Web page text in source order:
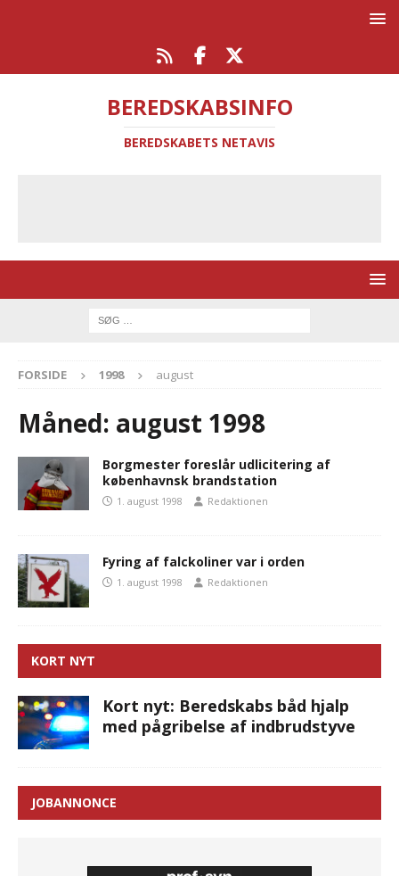
BEREDSKABSINFO
BEREDSKABETS NETAVIS
FORSIDE 1998 august
Måned: august 1998
Borgmester foreslår udlicitering af
københavnsk brandstation
1. august 1998 Redaktionen
Fyring af falckoliner var i orden
1. august 1998 Redaktionen
KORT NYT
Kort nyt: Beredskabs båd hjalp
med pågribelse af indbrudstyve
JOBANNONCE